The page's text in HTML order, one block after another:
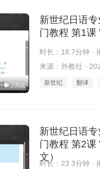
239次
新世纪日语
门教程 第1
时长：18.7分钟 ·
来源：外教社 ·
新世纪 翻译
新世纪日语
门教程 第2
文）
时长：23.3分钟 ·